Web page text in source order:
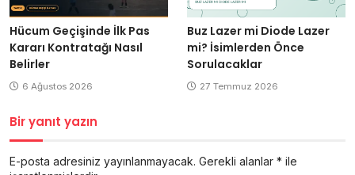
Hücum Geçişinde İlk Pas
Kararı Kontratağı Nasıl
Belirler
6 Ağustos 2026
Buz Lazer mi Diode Lazer
mi? İsimlerden Önce
Sorulacaklar
27 Temmuz 2026
Bir yanıt yazın
E-posta adresiniz yayınlanmayacak. Gerekli alanlar * ile